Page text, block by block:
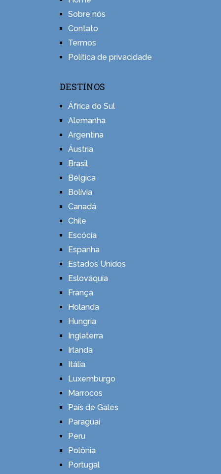
Sobre nós
Contato
Termos
Política de privacidade
DESTINOS
África do Sul
Alemanha
Argentina
Áustria
Brasil
Bélgica
Bolívia
Canadá
Chile
Escócia
Espanha
Estados Unidos
Eslováquia
França
Holanda
Hungria
Inglaterra
Irlanda
Itália
Luxemburgo
Marrocos
País de Gales
Paraguai
Peru
Polônia
Portugal